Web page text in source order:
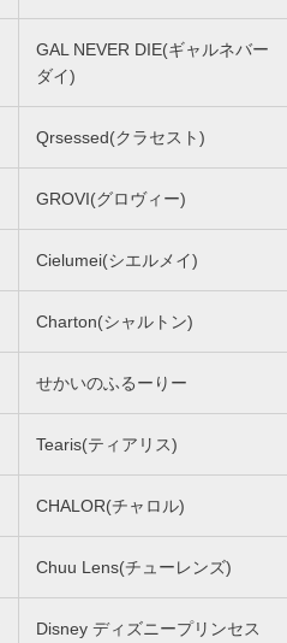
GAL NEVER DIE(ギャルネバー
ダイ)
Qrsessed(クラセスト)
GROVI(グロヴィー)
Cielumei(シエルメイ)
Charton(シャルトン)
せかいのふるーりー
Tearis(ティアリス)
CHALOR(チャロル)
Chuu Lens(チューレンズ)
Disney ディズニープリンセス